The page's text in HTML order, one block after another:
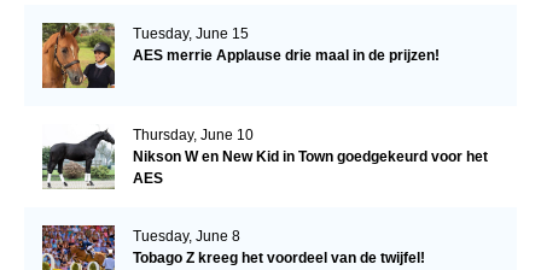
Tuesday, June 15
AES merrie Applause drie maal in de prijzen!
Thursday, June 10
Nikson W en New Kid in Town goedgekeurd voor het
AES
Tuesday, June 8
Tobago Z kreeg het voordeel van de twijfel!